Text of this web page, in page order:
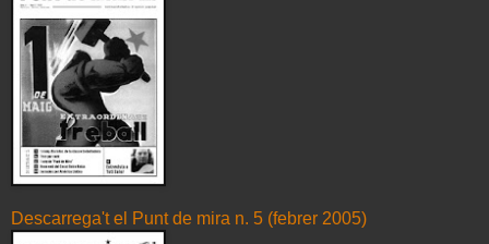
Descarrega't el Punt de mira n. 5 (febrer 2005)